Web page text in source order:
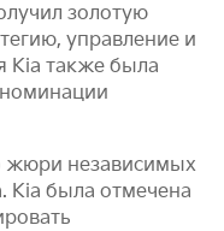
золотую
управление и
Kia также была
жюри независимых
Kia была отмечена